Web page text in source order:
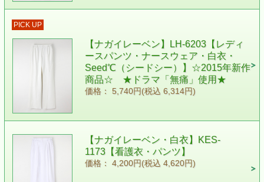
PICK UP
【ナガイレーベン】LH-6203【レディ
ースパンツ・ナースウェア・白衣・
Seed℃（シードシー）】☆2015年新作
商品☆ ★ドラマ「無痛」使用★
価格： 5,740円(税込 6,314円)
【ナガイレーベン・白衣】KES-
1173【看護衣・パンツ】
価格： 4,200円(税込 4,620円)